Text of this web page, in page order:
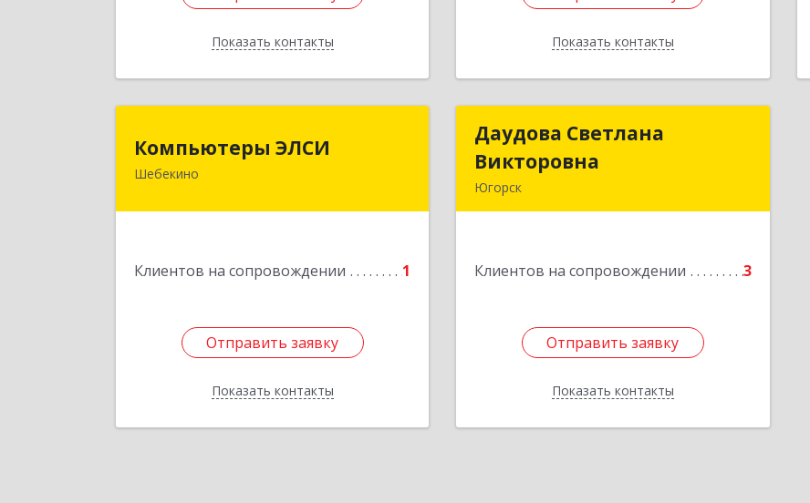
Показать контакты
Назад Показать контакты
Назад
Компьютеры ЭЛСИ
Шебекино
Клиентов на сопровождении 1
Отправить заявку
Показать контакты
309290, Белгородская обл, Шебекино,
Отправить заявку
Назад
Даудова Светлана
Викторовна
Югорск
Клиентов на сопровождении 3
Отправить заявку
Показать контакты
Даудова Светлана
Отправить заявку
Назад